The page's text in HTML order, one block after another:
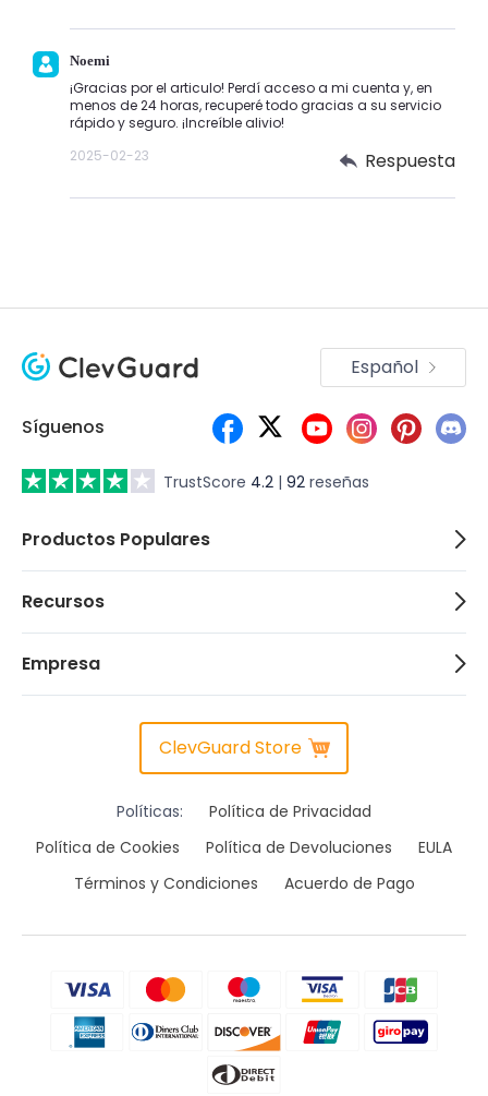
Noemi
¡Gracias por el articulo! Perdí acceso a mi cuenta y, en
menos de 24 horas, recuperé todo gracias a su servicio
rápido y seguro. ¡Increíble alivio!
2025-02-23
Respuesta
TrustScore 4.2 | 92 reseñas
Síguenos
Español
Productos Populares
Recursos
Empresa
ClevGuard Store
Políticas:
Política de Privacidad
Política de Cookies
Política de Devoluciones
EULA
Términos y Condiciones
Acuerdo de Pago